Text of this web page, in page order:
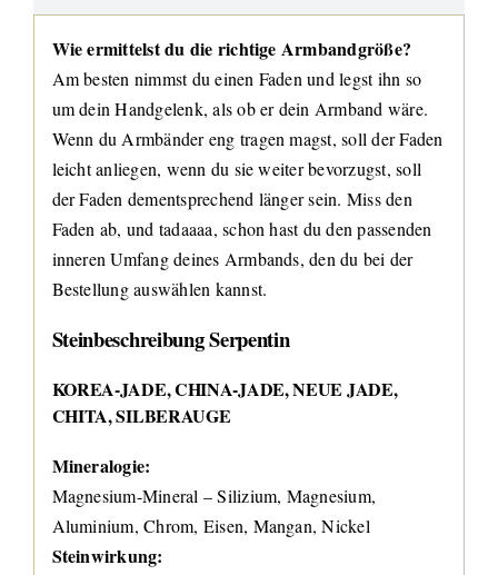
Wie ermittelst du die richtige Armbandgröße?
Am besten nimmst du einen Faden und legst ihn so
um dein Handgelenk, als ob er dein Armband wäre.
Wenn du Armbänder eng tragen magst, soll der Faden
leicht anliegen, wenn du sie weiter bevorzugst, soll
der Faden dementsprechend länger sein. Miss den
Faden ab, und tadaaaa, schon hast du den passenden
inneren Umfang deines Armbands, den du bei der
Bestellung auswählen kannst.
Steinbeschreibung Serpentin
KOREA-JADE, CHINA-JADE, NEUE JADE,
CHITA, SILBERAUGE
Mineralogie:
Magnesium-Mineral – Silizium, Magnesium,
Aluminium, Chrom, Eisen, Mangan, Nickel
Steinwirkung: